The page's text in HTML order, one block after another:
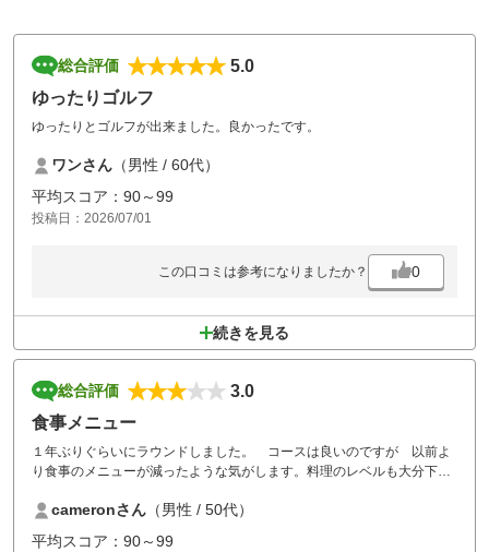
総合評価
5.0
ゆったりゴルフ
ゆったりとゴルフが出来ました。良かったです。
ワンさん （男性 / 60代）
平均スコア：90～99
投稿日：2026/07/01
この口コミは参考になりましたか？ 0
続きを見る
総合評価
3.0
食事メニュー
１年ぶりぐらいにラウンドしました。 コースは良いのですが 以前よ
り食事のメニューが減ったような気がします。料理のレベルも大分下が
cameronさん （男性 / 50代）
平均スコア：90～99